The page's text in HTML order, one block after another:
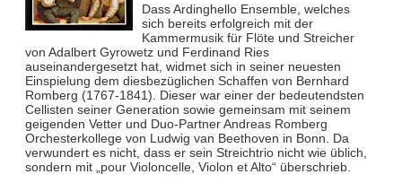
Dass Ardinghello Ensemble, welches
sich bereits erfolgreich mit der
Kammermusik für Flöte und Streicher
von Adalbert Gyrowetz und Ferdinand Ries
auseinandergesetzt hat, widmet sich in seiner neuesten
Einspielung dem diesbezüglichen Schaffen von Bernhard
Romberg (1767-1841). Dieser war einer der bedeutendsten
Cellisten seiner Generation sowie gemeinsam mit seinem
geigenden Vetter und Duo-Partner Andreas Romberg
Orchesterkollege von Ludwig van Beethoven in Bonn. Da
verwundert es nicht, dass er sein Streichtrio nicht wie üblich,
sondern mit „pour Violoncelle, Violon et Alto“ überschrieb.